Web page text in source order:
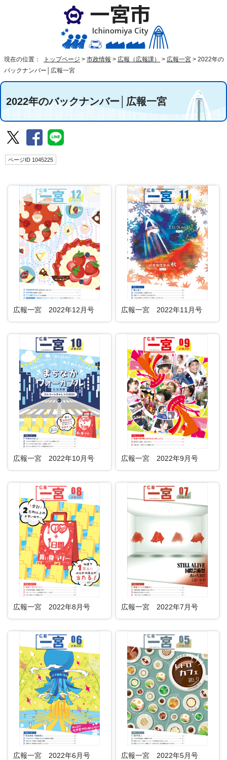
現在の位置： トップページ > 市政情報 > 広報（広報課） > 広報一宮 > 2022年の
バックナンバー│広報一宮
2022年のバックナンバー│広報一宮
ページID 1045225
広報一宮 2022年12月号 広報一宮 2022年11月号
広報一宮 2022年10月号 広報一宮 2022年9月号
広報一宮 2022年8月号 広報一宮 2022年7月号
広報一宮 2022年6月号 広報一宮 2022年5月号